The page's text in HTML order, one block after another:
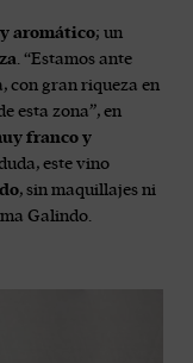
aromático; un
. “Estamos ante
con gran riqueza en
esta zona”, en
franco y
este vino
, sin maquillajes ni
Galindo.